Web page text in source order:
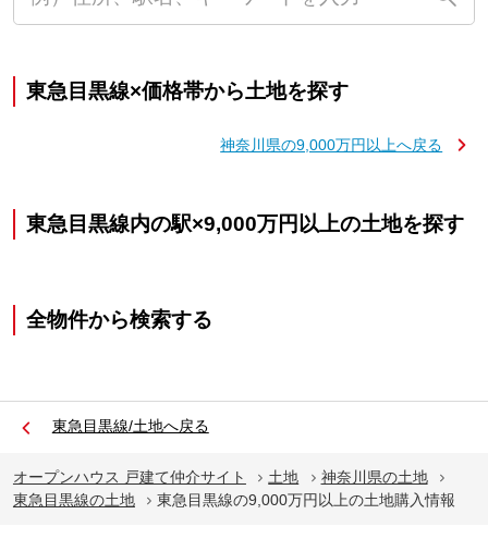
東急目黒線×価格帯から土地を探す
神奈川県の9,000万円以上へ戻る
東急目黒線内の駅×9,000万円以上の土地を探す
全物件から検索する
東急目黒線/土地へ戻る
オープンハウス 戸建て仲介サイト 土地
神奈川県の土地
東急目黒線の土地
東急目黒線の9,000万円以上の土地購入情報